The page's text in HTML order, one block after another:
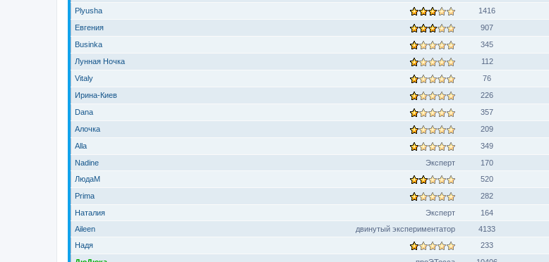
Plyusha
1416
Евгения
907
Businka
345
Лунная Ночка
112
Vitaly
76
Ирина-Киев
226
Dana
357
Алочка
209
Alla
349
Эксперт
Nadine 170
ЛюдаМ
520
Prima
282
Эксперт
Наталия 164
двинутый экспериментатор
Aileen 4133
Надя
233